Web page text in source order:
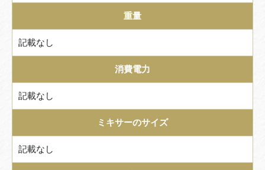
重量
記載なし
消費電力
記載なし
ミキサーのサイズ
記載なし